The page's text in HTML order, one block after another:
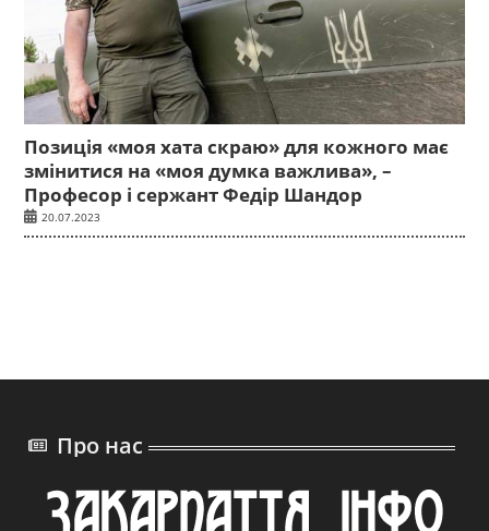
Позиція «моя хата скраю» для кожного має
змінитися на «моя думка важлива», –
Професор і сержант Федір Шандор
20.07.2023
Про нас